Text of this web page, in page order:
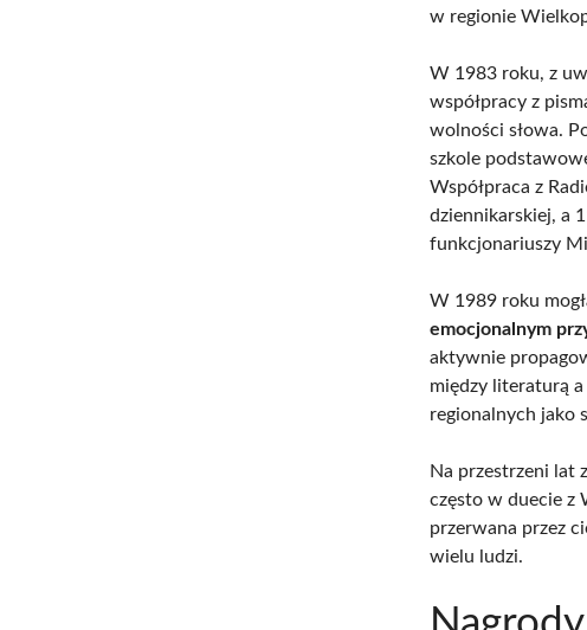
w regionie
W 1983 roku, z
współpracy z
wolności słowa.
szkole
Współpraca z
dziennikarskiej, a
funkcjonariuszy
W 1989 roku
emocjonalnym
aktywnie
między literaturą
regionalnych jako
Na przestrzeni lat
często w duecie z
przerwana przez
wielu ludzi.